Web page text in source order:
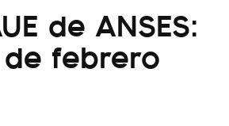
de ANSES:
febrero